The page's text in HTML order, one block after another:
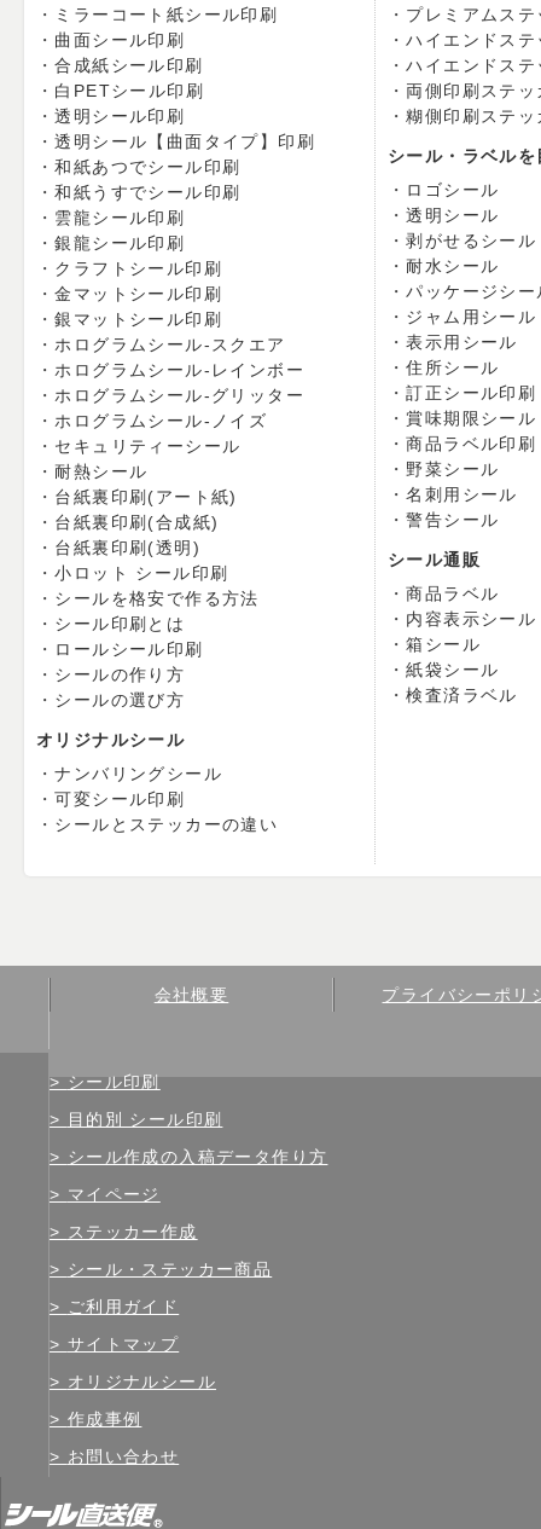
ミラーコート紙シール印刷
曲面シール印刷
合成紙シール印刷
白PETシール印刷
透明シール印刷
透明シール【曲面タイプ】印刷
和紙あつでシール印刷
和紙うすでシール印刷
雲龍シール印刷
銀龍シール印刷
クラフトシール印刷
金マットシール印刷
銀マットシール印刷
ホログラムシール-スクエア
ホログラムシール-レインボー
ホログラムシール-グリッター
ホログラムシール-ノイズ
セキュリティーシール
耐熱シール
台紙裏印刷(アート紙)
台紙裏印刷(合成紙)
台紙裏印刷(透明)
小ロット シール印刷
シールを格安で作る方法
シール印刷とは
ロールシール印刷
シールの作り方
シールの選び方
オリジナルシール
ナンバリングシール
可変シール印刷
シールとステッカーの違い
プレミアムステ
ハイエンドステ
ハイエンドス
両側印刷ステッ
糊側印刷ステッ
シール・ラベル
ロゴシール
透明シール
剥がせるシール
耐水シール
パッケージシー
ジャム用シール
表示用シール
住所シール
訂正シール印刷
賞味期限シール
商品ラベル印刷
野菜シール
名刺用シール
警告シール
シール通販
商品ラベル
内容表示シール
箱シール
紙袋シール
検査済ラベル
会社概要 プライバシーポリ
シール印刷
目的別 シール印刷
シール作成の入稿データ作り方
マイページ
ステッカー作成
シール・ステッカー商品
ご利用ガイド
サイトマップ
オリジナルシール
作成事例
お問い合わせ